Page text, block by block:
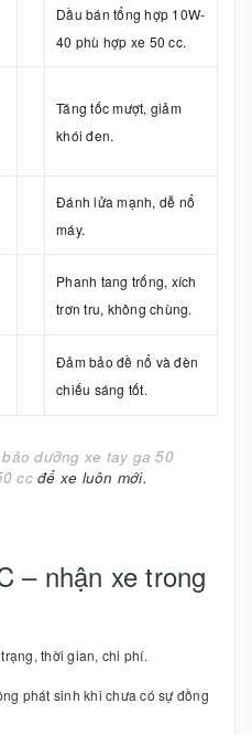
Dầu bán tổng hợp 10W-
40 phù hợp xe 50 cc.
Tăng tốc mượt, giảm
khói đen.
Đánh lửa mạnh, dễ nổ
máy.
Phanh tang trống, xích
trơn tru, không chùng.
Đảm bảo đề nổ và đèn
chiếu sáng tốt.
dưỡng xe tay ga 50
ccđể xe luôn mới.
– nhận xe trong
thời gian, chi phí.
phát sinh khi chưa có sự đồng